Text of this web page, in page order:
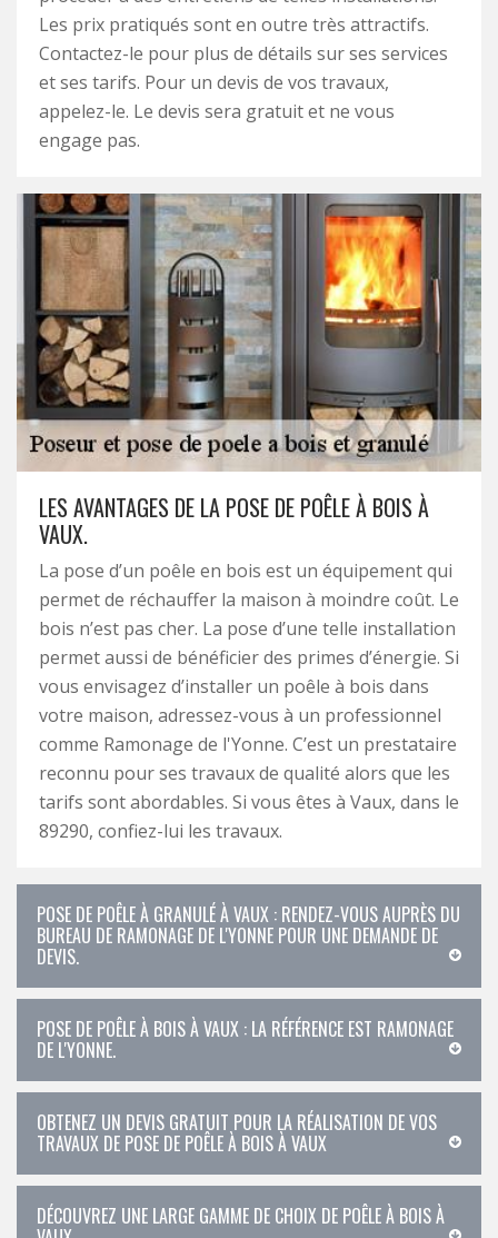
Les prix pratiqués sont en outre très attractifs.
Contactez-le pour plus de détails sur ses services
et ses tarifs. Pour un devis de vos travaux,
appelez-le. Le devis sera gratuit et ne vous
engage pas.
LES AVANTAGES DE LA POSE DE POÊLE À BOIS À
VAUX.
La pose d’un poêle en bois est un équipement qui
permet de réchauffer la maison à moindre coût. Le
bois n’est pas cher. La pose d’une telle installation
permet aussi de bénéficier des primes d’énergie. Si
vous envisagez d’installer un poêle à bois dans
votre maison, adressez-vous à un professionnel
comme Ramonage de l'Yonne. C’est un prestataire
reconnu pour ses travaux de qualité alors que les
tarifs sont abordables. Si vous êtes à Vaux, dans le
89290, confiez-lui les travaux.
POSE DE POÊLE À GRANULÉ À VAUX : RENDEZ-VOUS AUPRÈS DU
BUREAU DE RAMONAGE DE L'YONNE POUR UNE DEMANDE DE
DEVIS.
POSE DE POÊLE À BOIS À VAUX : LA RÉFÉRENCE EST RAMONAGE
DE L'YONNE.
OBTENEZ UN DEVIS GRATUIT POUR LA RÉALISATION DE VOS
TRAVAUX DE POSE DE POÊLE À BOIS À VAUX
DÉCOUVREZ UNE LARGE GAMME DE CHOIX DE POÊLE À BOIS À